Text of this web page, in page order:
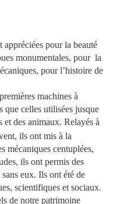
appréciées pour la beauté
monumentales, pour la
pour l’histoire de
machines à
que celles utilisées jusque
et des animaux. Relayés à
ils ont mis à la
mécaniques centuplées,
ils ont permis des
eux. Ils ont été de
scientifiques et sociaux.
de notre patrimoine